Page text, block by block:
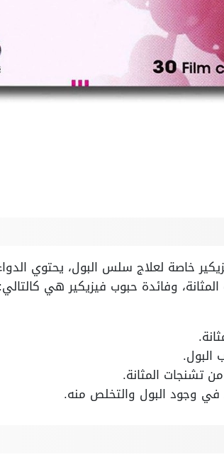
خاصة لعلاج سلس البول، يحتوي
وفائدة حبوب فيزيكير هي كالتالي:
تشنجات المثانة.
وجود البول والتخلص منه.